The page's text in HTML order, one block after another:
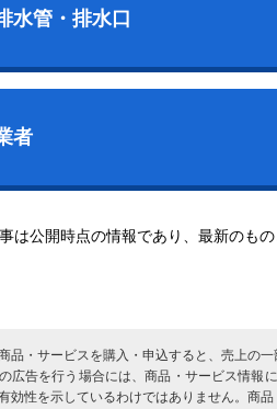
水管・排水口
者
は公開時点の情報であり、最新のも
品・サービスを購入・申込すると、売上の
広告を行う場合には、商品・サービス情
効性を示しているわけではありません。商